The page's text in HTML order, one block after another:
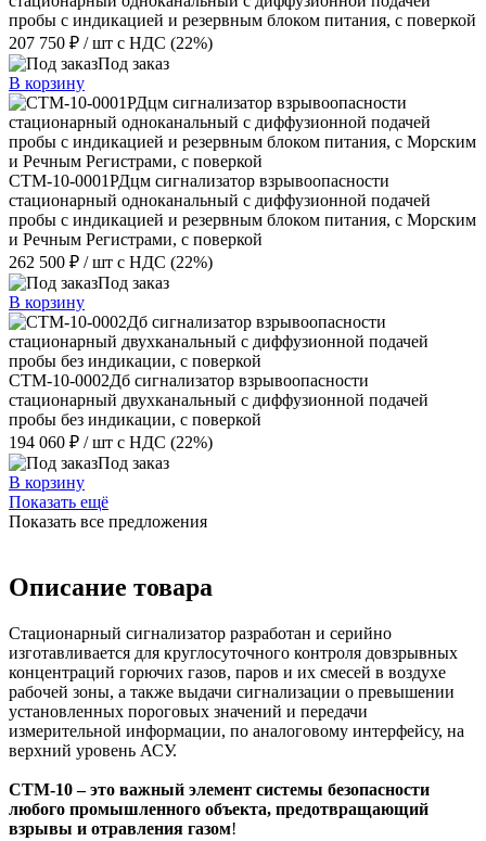
пробы с индикацией и резервным блоком питания, с поверкой
207 750 ₽ / шт с НДС (22%)
Под заказ
В корзину
СТМ-10-0001РДцм сигнализатор взрывоопасности
стационарный одноканальный с диффузионной подачей
пробы с индикацией и резервным блоком питания, с Морским
и Речным Регистрами, с поверкой
262 500 ₽ / шт с НДС (22%)
Под заказ
В корзину
СТМ-10-0002Дб сигнализатор взрывоопасности
стационарный двухканальный с диффузионной подачей
пробы без индикации, с поверкой
194 060 ₽ / шт с НДС (22%)
Под заказ
В корзину
Показать ещё
Показать все предложения
Описание товара
Стационарный сигнализатор разработан и серийно
изготавливается для круглосуточного контроля довзрывных
концентраций горючих газов, паров и их смесей в воздухе
рабочей зоны, а также выдачи сигнализации о превышении
установленных пороговых значений и передачи
измерительной информации, по аналоговому интерфейсу, на
верхний уровень АСУ.
СТМ-10 – это важный элемент системы безопасности
любого промышленного объекта, предотвращающий
взрывы и отравления газом!